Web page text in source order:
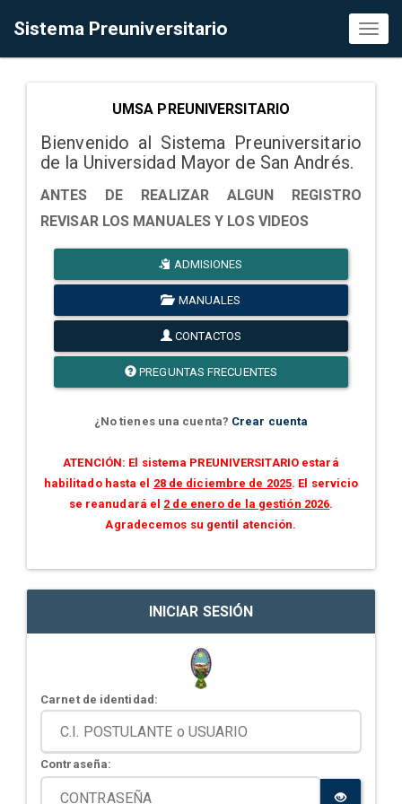
Sistema Preuniversitario
UMSA PREUNIVERSITARIO
Bienvenido al Sistema Preuniversitario
de la Universidad Mayor de San Andrés.
ANTES DE REALIZAR ALGUN REGISTRO
REVISAR LOS MANUALES Y LOS VIDEOS
ADMISIONES
MANUALES
CONTACTOS
PREGUNTAS FRECUENTES
¿No tienes una cuenta? Crear cuenta
ATENCIÓN: El sistema PREUNIVERSITARIO estará
habilitado hasta el 28 de diciembre de 2025. El servicio
se reanudará el 2 de enero de la gestión 2026.
Agradecemos su gentil atención.
INICIAR SESIÓN
Carnet de identidad:
Contraseña: